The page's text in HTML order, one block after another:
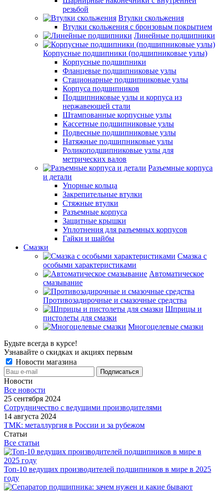
резьбой
Втулки скольжения
Втулки скольжения с бронзовым покрытием
Линейные подшипники
Корпусные подшипники (подшипниковые узлы)
Корпусные подшипники
Фланцевые подшипниковые узлы
Стационарные подшипниковые узлы
Корпуса подшипников
Подшипниковые узлы и корпуса из
нержавеющей стали
Штампованные корпусные узлы
Кассетные подшипниковые узлы
Подвесные подшипниковые узлы
Натяжные подшипниковые узлы
Роликоподшипниковые узлы для
метрических валов
Разъемные корпуса
и детали
Упорные кольца
Закрепительные втулки
Стяжные втулки
Разъемные корпуса
Защитные крышки
Уплотнения для разъемных корпусов
Гайки и шайбы
Смазки
Смазка с
особыми характеристиками
Автоматическое
смазывание
Противозадирочные и смазочные средства
Шприцы и
пистолеты для смазки
Многоцелевые смазки
Будьте всегда в курсе!
Узнавайте о скидках и акциях первым
Новости магазина
Новости
Все новости
25 сентября 2024
Сотрудничество с ведущими производителями
14 августа 2024
ТМК: металлургия в России и за рубежом
Статьи
Все статьи
Топ-10 ведущих производителей подшипников в мире в 2025
году